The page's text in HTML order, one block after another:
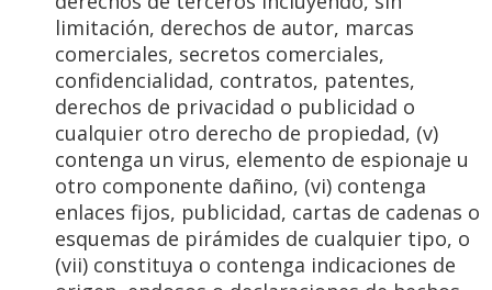
limitación, derechos de autor, marcas
comerciales, secretos comerciales,
confidencialidad, contratos, patentes,
derechos de privacidad o publicidad o
cualquier otro derecho de propiedad, (v)
contenga un virus, elemento de espionaje u
otro componente dañino, (vi) contenga
enlaces fijos, publicidad, cartas de cadenas o
esquemas de pirámides de cualquier tipo, o
(vii) constituya o contenga indicaciones de